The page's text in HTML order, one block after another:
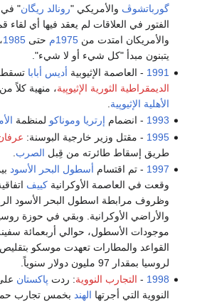
گورباتشوڤ والأمريكي "رونالد ريگان" في
الفتور في العلاقات لم يعقد فيها أي لقاء
والأمريكان امتدت من1975م حتى1985
يتبنون مبدأ "كل شيء أو لا شيء".
1991 - العاصمة الإثيوبية أديس أبابا تسقط
الديمقراطية الثورية الإثيوپية، منهية كلاً
الأهلية الإثيوپية
1993 - انضمام إرتريا وموناكو لمنظمة
1995 - مقتل وزير خارجية البوسنة:
طريق إسقاط طائرته من قِبل الصرب
1997 - تم اقتسام أسطول البحر الأسود
وقعت في العاصمة الأوكرانيةكييف
وظروف مرابطة اسطول البحر الأسود
والأراضي الأوكرانية. وبقي في حوزة
موجودات الأسطول، حوالي أربعمائة
القواعد والمطارات تعهدت موسكو بتقليص
لروسيا بمقدار 97 مليون دولار سنوياً.
1998
- التجارب النووية: ردت پاكستان
النووية التي أجرتها الهند بخمس تجارب